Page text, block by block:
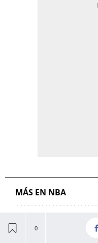
MÁS EN NBA